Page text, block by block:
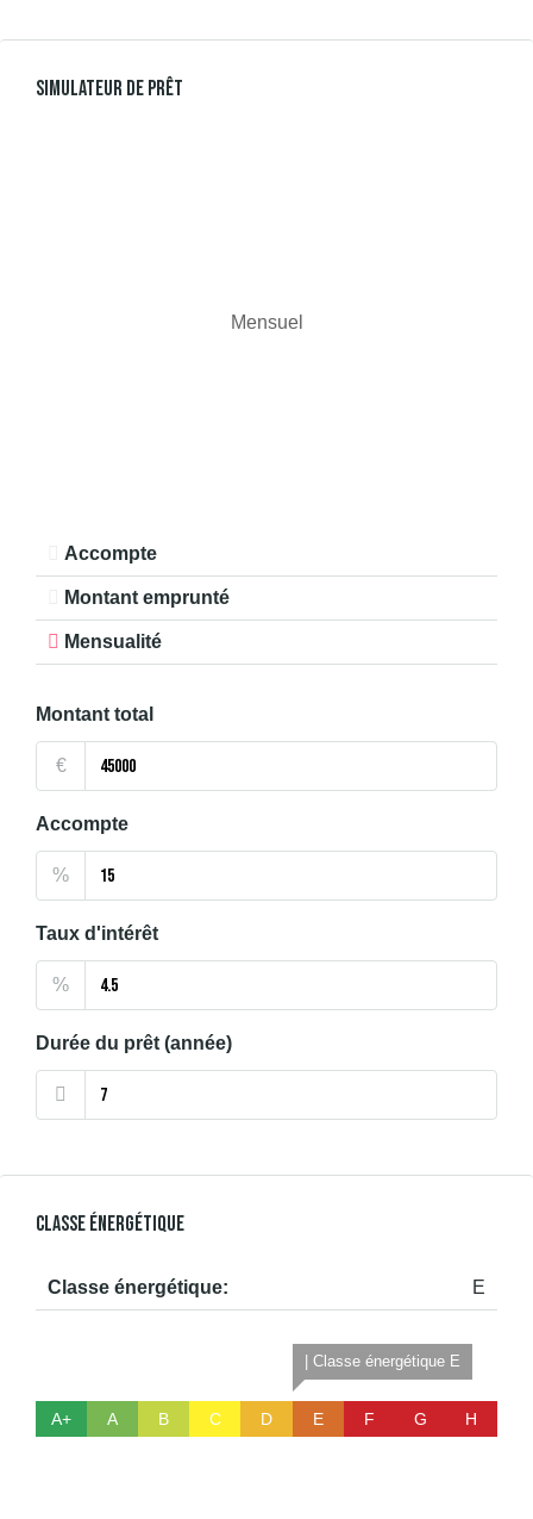
Simulateur De Prêt
Mensuel
Accompte
Montant emprunté
Mensualité
Montant total
€
Accompte
%
Taux d'intérêt
%
Durée du prêt (année)
Classe Énergétique
Classe énergétique: E
A+ A B C D
| Classe énergétique E
E F G H